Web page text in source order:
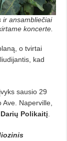
ir ansambliečiai
koncerte.
o tvirtai
kad
sausio 29
Naperville,
Darių Polikaitį